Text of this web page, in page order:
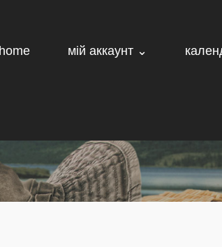
home мій аккаунт ⌄